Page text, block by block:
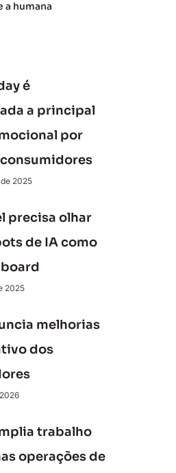
a humana
é
a principal
por
2025
precisa olhar
de IA como
2025
melhorias
dos
trabalho
operações de